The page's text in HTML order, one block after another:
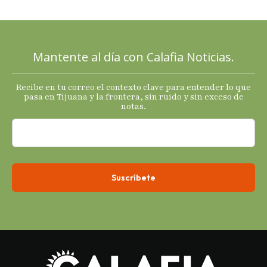
Mantente al día con Calafia Noticias.
Recibe en tu correo el contexto clave para entender lo que
pasa en Tijuana y la frontera, sin ruido y sin exceso de
notas.